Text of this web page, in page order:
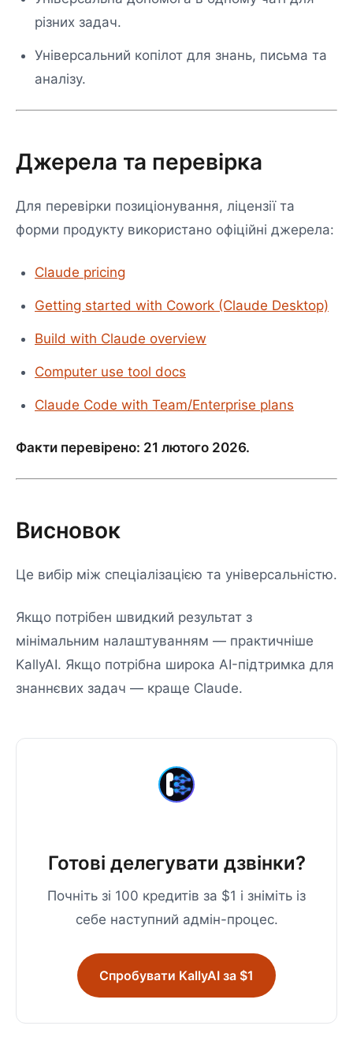
різних задач.
Універсальний копілот для знань, письма та
аналізу.
Джерела та перевірка
Для перевірки позиціонування, ліцензії та
форми продукту використано офіційні джерела:
Claude pricing
Getting started with Cowork (Claude Desktop)
Build with Claude overview
Computer use tool docs
Claude Code with Team/Enterprise plans
Факти перевірено: 21 лютого 2026.
Висновок
Це вибір між спеціалізацією та універсальністю.
Якщо потрібен швидкий результат з
мінімальним налаштуванням — практичніше
KallyAI. Якщо потрібна широка AI-підтримка для
знаннєвих задач — краще Claude.
Готові делегувати дзвінки?
Почніть зі 100 кредитів за $1 і зніміть із
себе наступний адмін-процес.
Спробувати KallyAI за $1